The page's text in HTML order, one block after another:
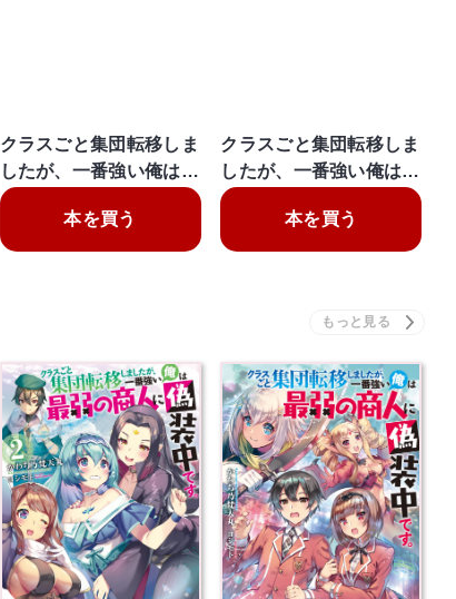
クラスごと集団転移しま
したが、一番強い俺は…
本を買う
クラスごと集団転移しま
したが、一番強い俺は…
本を買う